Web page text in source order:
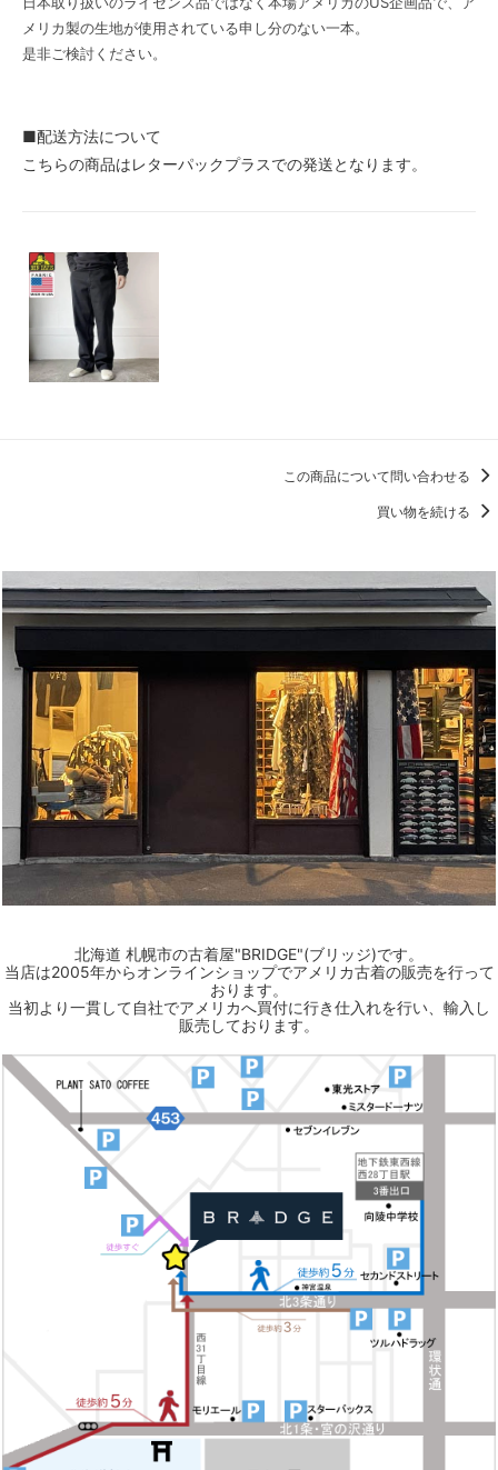
メリカ製の生地が使用されている申し分のない一本。
是非ご検討ください。
■配送方法について
こちらの商品はレターパックプラスでの発送となります。
この商品について問い合わせる
買い物を続ける
北海道 札幌市の古着屋"BRIDGE"(ブリッジ)です。
当店は2005年からオンラインショップでアメリカ古着の販売を行って
おります。
当初より一貫して自社でアメリカへ買付に行き仕入れを行い、輸入し
販売しております。